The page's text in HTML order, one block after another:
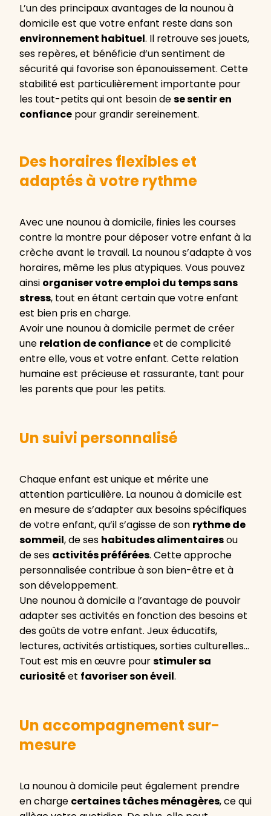
L’un des principaux avantages de la nounou à
domicile est que votre enfant reste dans son
environnement habituel. Il retrouve ses jouets,
ses repères, et bénéficie d’un sentiment de
sécurité qui favorise son épanouissement. Cette
stabilité est particulièrement importante pour
les tout-petits qui ont besoin dese sentir en
confiance pour grandir sereinement.
Des horaires flexibles et
adaptés à votre rythme
Avec une nounou à domicile, finies les courses
contre la montre pour déposer votre enfant à la
crèche avant le travail. La nounou s’adapte à vos
horaires, même les plus atypiques. Vous pouvez
ainsi organiser votre emploi du temps sans
stress, tout en étant certain que votre enfant
est bien pris en charge.
Avoir une nounou à domicile permet de créer
une relation de confianceet de complicité
entre elle, vous et votre enfant. Cette relation
humaine est précieuse et rassurante, tant pour
les parents que pour les petits.
Un suivi personnalisé
Chaque enfant est unique et mérite une
attention particulière. La nounou à domicile est
en mesure de s’adapter aux besoins spécifiques
de votre enfant, qu’il s’agisse de son rythme de
sommeil, de ses habitudes alimentairesou
de ses activités préférées. Cette approche
personnalisée contribue à son bien-être et à
son développement.
Une nounou à domicile a l’avantage de pouvoir
adapter ses activités en fonction des besoins et
des goûts de votre enfant. Jeux éducatifs,
lectures, activités artistiques, sorties culturelles…
Tout est mis en œuvre pourstimuler sa
curiositéet favoriser son éveil.
Un accompagnement sur-
mesure
La nounou à domicile peut également prendre
en charge certaines tâches ménagères, ce qui